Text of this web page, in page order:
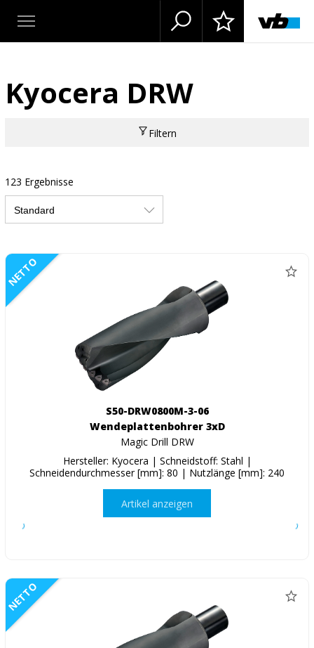
Kyocera DRW
Filtern
123 Ergebnisse
NETTO
S50-DRW0800M-3-06
Wendeplattenbohrer 3xD
Magic Drill DRW
Hersteller: Kyocera | Schneidstoff: Stahl |
Schneidendurchmesser [mm]: 80 | Nutzlänge [mm]: 240
Artikel anzeigen
NETTO